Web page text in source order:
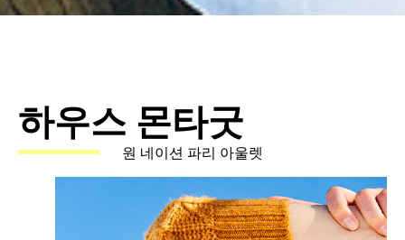
하우스 몬타굿
원 네이션 파리 아울렛